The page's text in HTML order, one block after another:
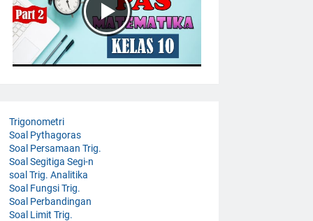
Trigonometri
Soal Pythagoras
Soal Persamaan Trig.
Soal Segitiga Segi-n
soal Trig. Analitika
Soal Fungsi Trig.
Soal Perbandingan
Soal Limit Trig.